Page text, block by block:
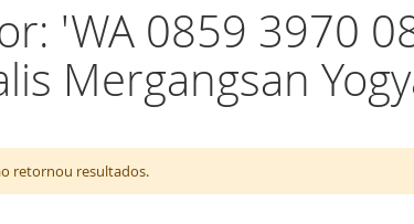
'WA 0859 3970
Mergangsan
retornou resultados.